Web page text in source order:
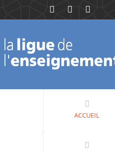
ACCUEIL